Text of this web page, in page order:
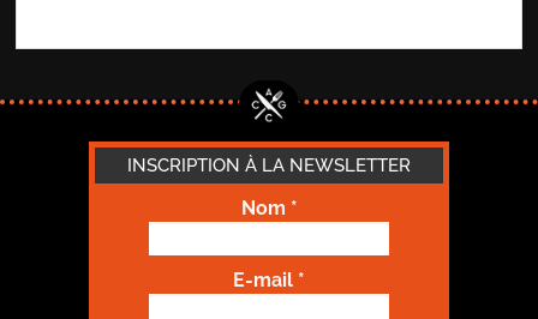
INSCRIPTION À LA NEWSLETTER
Nom *
E-mail *